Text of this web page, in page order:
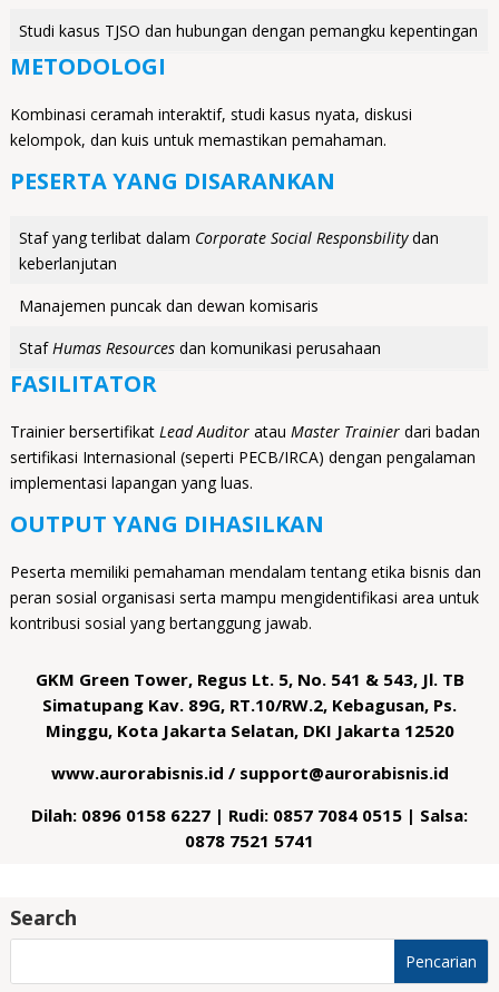
Studi kasus TJSO dan hubungan dengan pemangku kepentingan
METODOLOGI
Kombinasi ceramah interaktif, studi kasus nyata, diskusi
kelompok, dan kuis untuk memastikan pemahaman.
PESERTA YANG DISARANKAN
Staf yang terlibat dalam Corporate Social Responsbilitydan
keberlanjutan
Manajemen puncak dan dewan komisaris
Staf Humas Resources dan komunikasi perusahaan
FASILITATOR
Trainier bersertifikat Lead Auditor atau Master Trainier dari badan
sertifikasi Internasional (seperti PECB/IRCA) dengan pengalaman
implementasi lapangan yang luas.
OUTPUT YANG DIHASILKAN
Peserta memiliki pemahaman mendalam tentang etika bisnis dan
peran sosial organisasi serta mampu mengidentifikasi area untuk
kontribusi sosial yang bertanggung jawab.
GKM Green Tower, Regus Lt. 5, No. 541 & 543, Jl. TB
Simatupang Kav. 89G, RT.10/RW.2, Kebagusan, Ps.
Minggu, Kota Jakarta Selatan, DKI Jakarta 12520
www.aurorabisnis.id / support@aurorabisnis.id
Dilah: 0896 0158 6227 | Rudi: 0857 7084 0515 | Salsa:
0878 7521 5741
Search